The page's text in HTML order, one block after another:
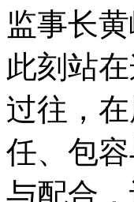
监事长
此刻站
过往，
任、包
与配合